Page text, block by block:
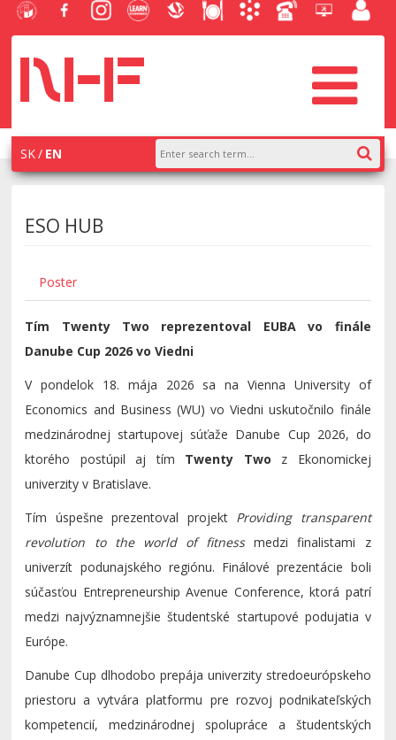
University
of
Economics
Bratislava
Facebook
NHF
Instagram
NHF
Learn
Economics
SlovakDiningAcademic
AiS2
PhoneHelpdesk
SK EN
ESO HUB
Poster
Tím Twenty Two reprezentoval EUBA vo finále
Danube Cup 2026 vo Viedni
V pondelok 18. mája 2026 sa na Vienna University of
Economics and Business (WU) vo Viedni uskutočnilo finále
medzinárodnej startupovej súťaže Danube Cup 2026, do
ktorého postúpil aj tím Twenty Two z Ekonomickej
univerzity v Bratislave.
Tím úspešne prezentoval projekt Providing transparent
revolution to the world of fitnessmedzi finalistami z
univerzít podunajského regiónu. Finálové prezentácie boli
súčasťou Entrepreneurship Avenue Conference, ktorá patrí
medzi najvýznamnejšie študentské startupové podujatia v
Európe.
Danube Cup dlhodobo prepája univerzity stredoeurópskeho
priestoru a vytvára platformu pre rozvoj podnikateľských
kompetencií, medzinárodnej spolupráce a študentských